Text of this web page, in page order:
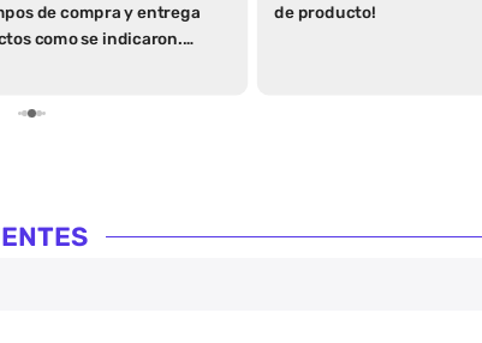
de compra y entrega
como se indicaron.
de producto!